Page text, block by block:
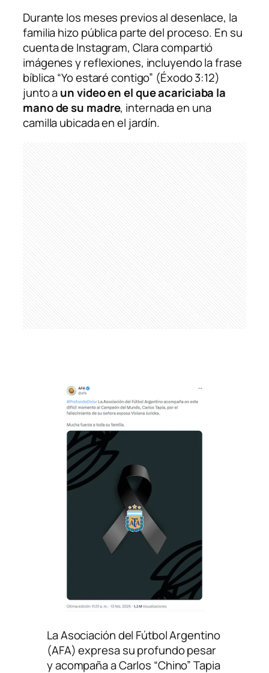
Durante los meses previos al desenlace, la
familia hizo pública parte del proceso. En su
cuenta de Instagram, Clara compartió
imágenes y reflexiones, incluyendo la frase
bíblica “Yo estaré contigo” (Éxodo 3:12)
junto aun video en el que acariciaba la
mano de su madre, internada en una
camilla ubicada en el jardín.
La Asociación del Fútbol Argentino
(AFA) expresa su profundo pesar
y acompaña a Carlos “Chino” Tapia